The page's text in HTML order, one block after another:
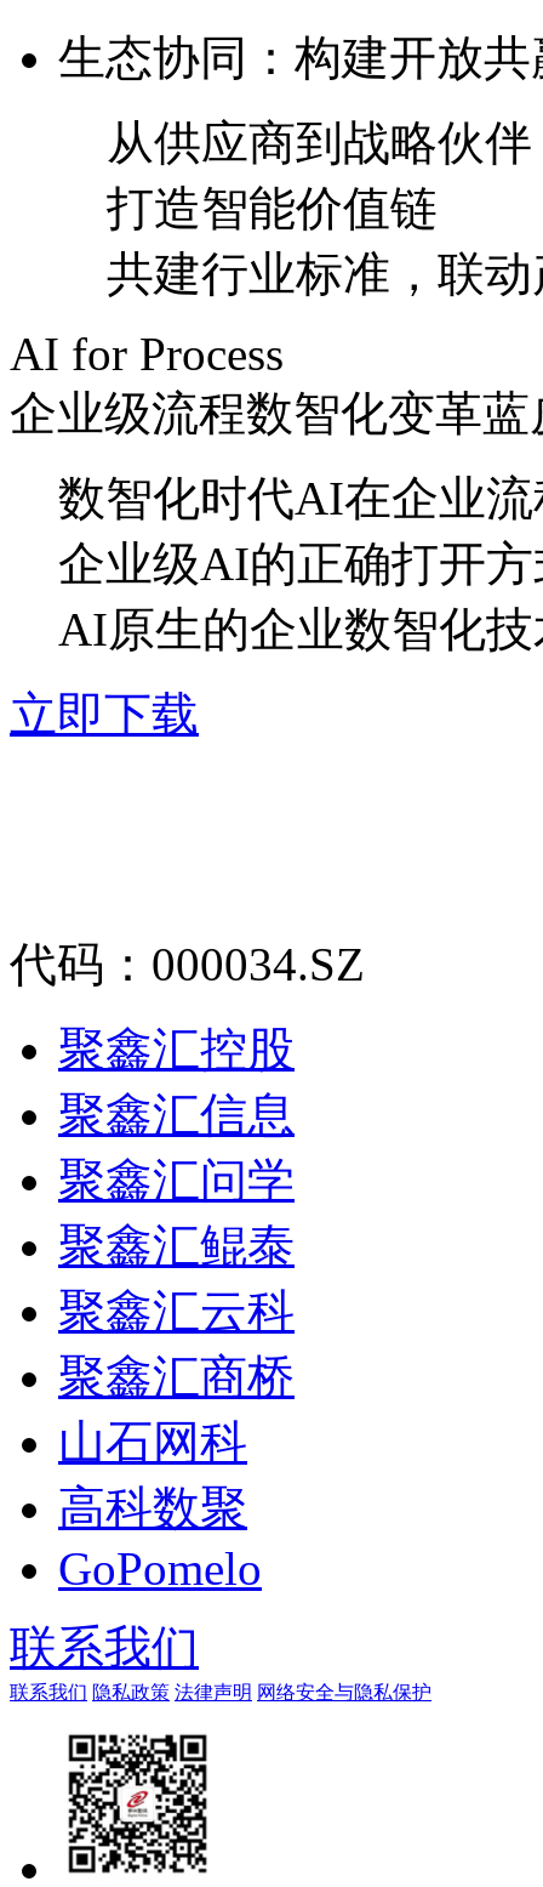
生态协同：构建开放
从供应商到战略伙伴
打造智能价值链
共建行业标准，联
AI for Process
企业级流程数智化变革蓝
数智化时代AI在企业
企业级AI的正确打开
AI原生的企业数智化
立即下载
代码：000034.SZ
聚鑫汇控股
聚鑫汇信息
聚鑫汇问学
聚鑫汇鲲泰
聚鑫汇云科
聚鑫汇商桥
山石网科
高科数聚
GoPomelo
联系我们
联系我们 隐私政策 法律声明 网络安全与隐私保护